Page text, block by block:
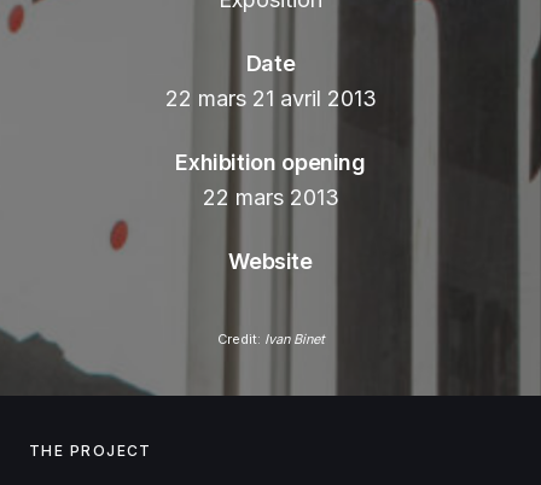
Date
22 mars 21 avril 2013
Exhibition opening
22 mars 2013
Website
Credit: Ivan Binet
THE PROJECT